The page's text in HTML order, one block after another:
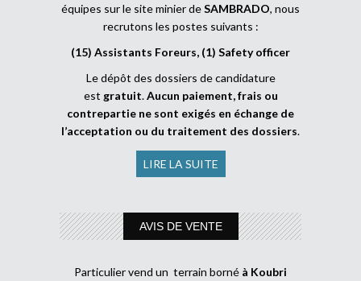
équipes sur le site minier deSAMBRADO, nous
recrutons les postes suivants :
(15) Assistants Foreurs, (1) Safety officer
Le dépôt des dossiers de candidature
est gratuit.Aucun paiement, frais ou
contrepartie ne sont exigés en échange de
l’acceptation ou du traitement des dossiers.
LIRE LA SUITE
AVIS DE VENTE
Particulier vend un terrain borné à Koubri